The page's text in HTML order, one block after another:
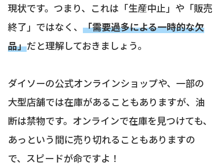
現状です。つまり、これは「生産中止」や「販売
終了」ではなく、 「需要過多による一時的な欠
品」だと理解しておきましょう。
ダイソーの公式オンラインショップや、一部の
大型店舗では在庫があることもありますが、油
断は禁物です。オンラインで在庫を見つけても、
あっという間に売り切れることもありますの
で、スピードが命ですよ！